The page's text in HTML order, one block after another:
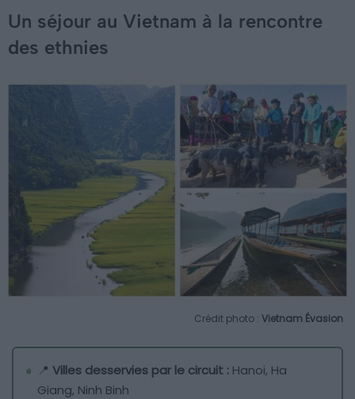
Un séjour au Vietnam à la rencontre
des ethnies
Crédit photo : Vietnam Évasion
📍 Villes desservies par le circuit : Hanoi, Ha
Giang, Ninh Binh